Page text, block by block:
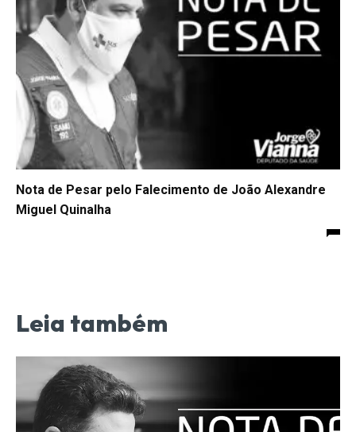
Nota de Pesar pelo Falecimento de João Alexandre
Miguel Quinalha
Leia também